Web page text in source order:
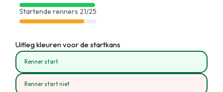
Startende renners 21/25
Uitleg kleuren voor de startkans
Renner start
Renner start niet